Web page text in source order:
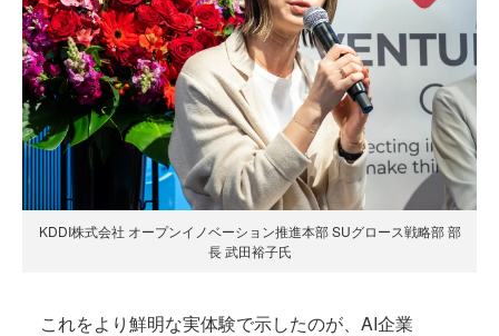
KDDI株式会社 オープンイノベーション推進本部 SUグロース戦略部 部
長 武田裕子氏
これをより鮮明な実体験で示したのが、AI企業